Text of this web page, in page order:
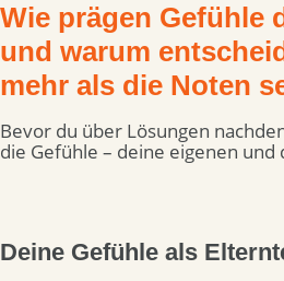
Wie prägen Gefühle
und warum
mehr als die Noten
Bevor du über Lösungen
die Gefühle – deine eigenen und
Deine Gefühle als